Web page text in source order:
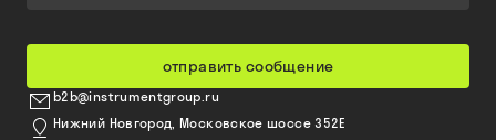
отправить сообщение
b2b@instrumentgroup.ru
Нижний Новгород, Московское шоссе 352Е